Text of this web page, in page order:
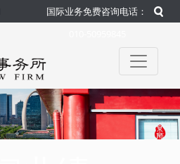
国际业务免费咨询电话：